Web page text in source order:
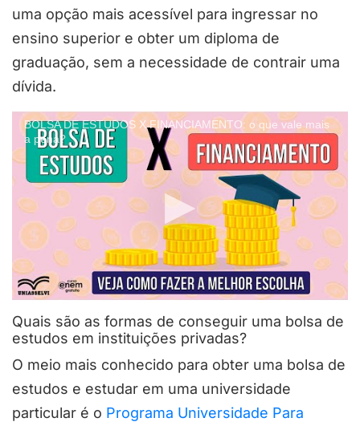
uma opção mais acessível para ingressar no
ensino superior e obter um diploma de
graduação, sem a necessidade de contrair uma
dívida.
BOLSA DE ESTUDOS X FINANCIAMENTO: o que vale mais
a pena?
Quais são as formas de conseguir uma bolsa de
estudos em instituições privadas?
O meio mais conhecido para obter uma bolsa de
estudos e estudar em uma universidade
particular é o Programa Universidade Para